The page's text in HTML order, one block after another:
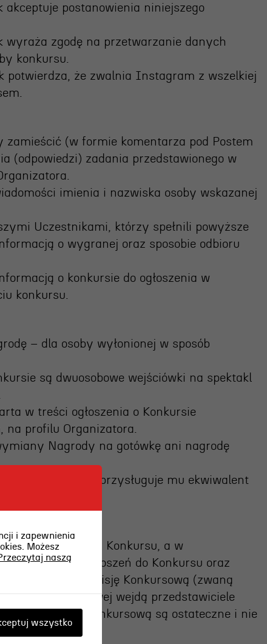
postanowienia niniejszego
wyraża zgodę na przetwarzanie danych
konkursu.
potwierdza, że zwalnia Instagram z wszelkiej
zamieścić (w formie komentarza pod Postem
(odpowiedzi) zadania przedstawionego w
imienia i nazwiska osoby wskazanej
Uczestnikami, którzy spełnili powyższe
o wygranej oraz sposobie odbioru
o konkursie do ogłoszenia w
konkursu.
– dla osoby wyłonionej w sposób
są dwuosobowe wejściówki na spektakl
w treści ogłoszenia o Konkursie
na profilu Organizatora.
Nagrody na gotówkę ani nagrodę
w zamian nie przysługuje mu ekwiwalent
i przebiegu Konkursu, a w
zgłoszeń do Konkursu oraz
powoła Komisję Konkursową (zwaną
Konkursowej wejdą przedstawiciele
przez Komisję Konkursową są ostateczne i nie
i zapewnienia
Możesz
naszą
wszystko